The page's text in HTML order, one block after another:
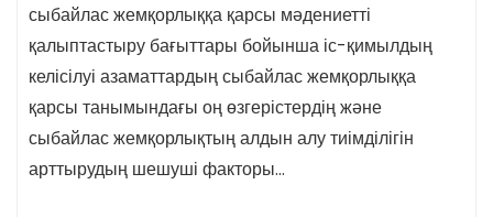
сыбайлас жемқорлыққа қарсы мәдениетті
қалыптастыру бағыттары бойынша іс-қимылдың
келісілуі азаматтардың сыбайлас жемқорлыққа
қарсы танымындағы оң өзгерістердің және
сыбайлас жемқорлықтың алдын алу тиімділігін
арттырудың шешуші факторы…